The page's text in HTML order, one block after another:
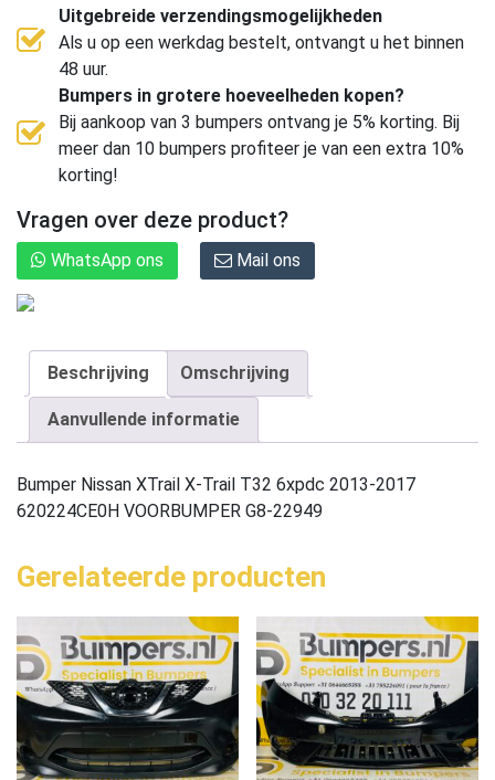
Uitgebreide verzendingsmogelijkheden
Als u op een werkdag bestelt, ontvangt u het binnen
48 uur.
Bumpers in grotere hoeveelheden kopen?
Bij aankoop van 3 bumpers ontvang je 5% korting. Bij
meer dan 10 bumpers profiteer je van een extra 10%
korting!
Vragen over deze product?
WhatsApp ons Mail ons
Beschrijving Omschrijving
Aanvullende informatie
Bumper Nissan XTrail X-Trail T32 6xpdc 2013-2017
620224CE0H VOORBUMPER G8-22949
Gerelateerde producten